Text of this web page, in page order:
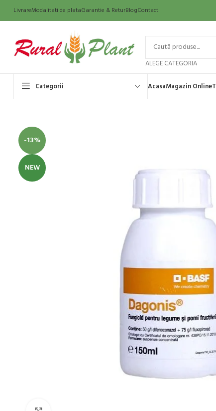
LivrareModalitati de plataGarantie & ReturBlogContact
ALEGE CATEGORIA
Categorii AcasaMagazin Online
-13%
NEW